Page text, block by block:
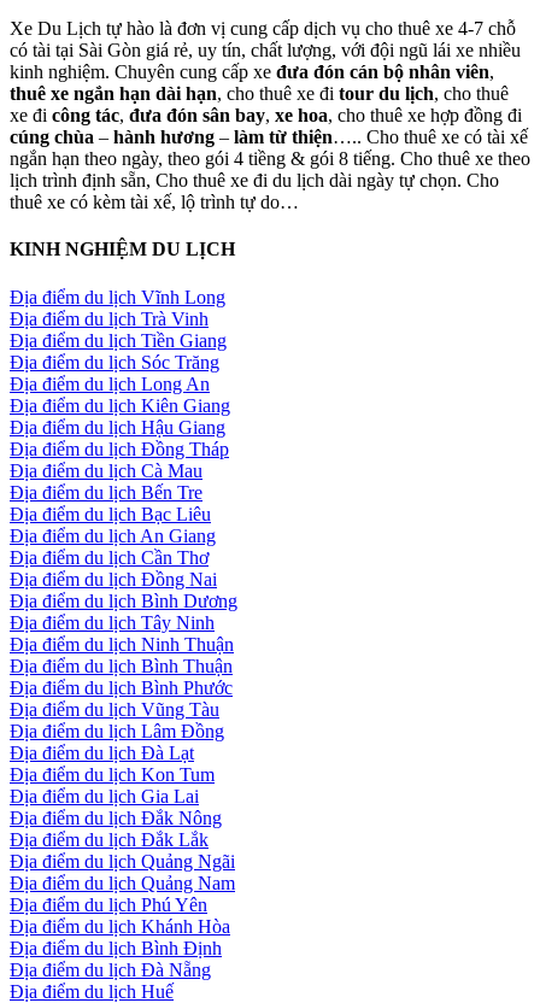
Xe Du Lịch tự hào là đơn vị cung cấp dịch vụ cho thuê xe 4-7 chỗ
có tài tại Sài Gòn giá rẻ, uy tín, chất lượng, với đội ngũ lái xe nhiều
kinh nghiệm. Chuyên cung cấp xe đưa đón cán bộ nhân viên,
thuê xe ngắn hạn dài hạn, cho thuê xe đi tour du lịch, cho thuê
xe đi công tác, đưa đón sân bay, xe hoa, cho thuê xe hợp đồng đi
cúng chùa – hành hương – làm từ thiện….. Cho thuê xe có tài xế
ngắn hạn theo ngày, theo gói 4 tiềng & gói 8 tiếng. Cho thuê xe theo
lịch trình định sẵn, Cho thuê xe đi du lịch dài ngày tự chọn. Cho
thuê xe có kèm tài xế, lộ trình tự do…
KINH NGHIỆM DU LỊCH
Địa điểm du lịch Vĩnh Long
Địa điểm du lịch Trà Vinh
Địa điểm du lịch Tiền Giang
Địa điểm du lịch Sóc Trăng
Địa điểm du lịch Long An
Địa điểm du lịch Kiên Giang
Địa điểm du lịch Hậu Giang
Địa điểm du lịch Đồng Tháp
Địa điểm du lịch Cà Mau
Địa điểm du lịch Bến Tre
Địa điểm du lịch Bạc Liêu
Địa điểm du lịch An Giang
Địa điểm du lịch Cần Thơ
Địa điểm du lịch Đồng Nai
Địa điểm du lịch Bình Dương
Địa điểm du lịch Tây Ninh
Địa điểm du lịch Ninh Thuận
Địa điểm du lịch Bình Thuận
Địa điểm du lịch Bình Phước
Địa điểm du lịch Vũng Tàu
Địa điểm du lịch Lâm Đồng
Địa điểm du lịch Đà Lạt
Địa điểm du lịch Kon Tum
Địa điểm du lịch Gia Lai
Địa điểm du lịch Đắk Nông
Địa điểm du lịch Đắk Lắk
Địa điểm du lịch Quảng Ngãi
Địa điểm du lịch Quảng Nam
Địa điểm du lịch Phú Yên
Địa điểm du lịch Khánh Hòa
Địa điểm du lịch Bình Định
Địa điểm du lịch Đà Nẵng
Địa điểm du lịch Huế